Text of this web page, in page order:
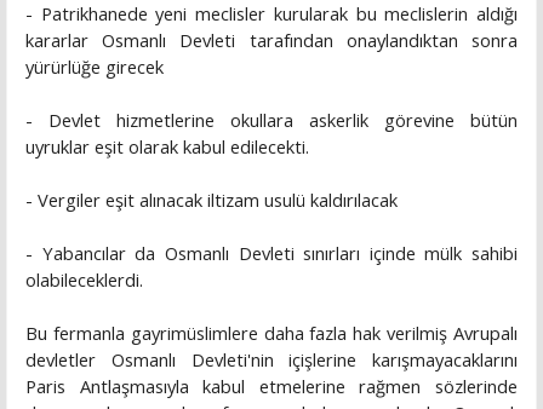
- Patrikhanede yeni meclisler kurularak bu meclislerin aldığı
kararlar Osmanlı Devleti tarafından onaylandıktan sonra
yürürlüğe girecek
- Devlet hizmetlerine okullara askerlik görevine bütün
uyruklar eşit olarak kabul edilecekti.
- Vergiler eşit alınacak iltizam usulü kaldırılacak
- Yabancılar da Osmanlı Devleti sınırları içinde mülk sahibi
olabileceklerdi.
Bu fermanla gayrimüslimlere daha fazla hak verilmiş Avrupalı
devletler Osmanlı Devleti'nin içişlerine karışmayacaklarını
Paris Antlaşmasıyla kabul etmelerine rağmen sözlerinde